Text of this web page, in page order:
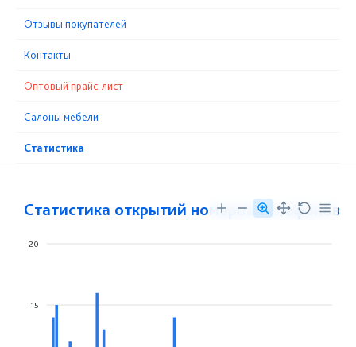
Отзывы покупателей
Контакты
Оптовый прайс-лист
Cалоны мебели
Статистика
Статистика открытий номеров телефонов
20
15